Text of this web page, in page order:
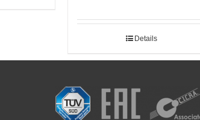
Details